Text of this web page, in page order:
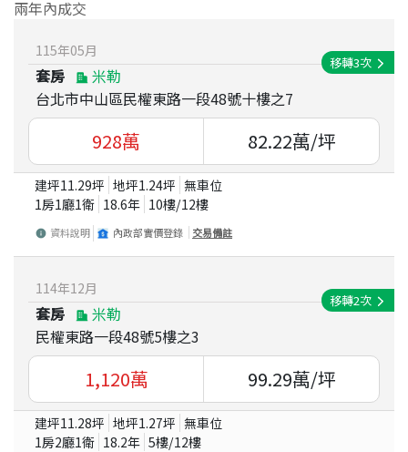
兩年內成交
115年05月
套房
米勒
台北市中山區民權東路一段48號十樓之7
移轉3次
928萬 82.22萬/坪
建坪11.29坪 地坪1.24坪 無車位
1房1廳1衛 18.6年 10樓/12樓
資料說明 內政部實價登錄 交易備註
114年12月
套房
米勒
民權東路一段48號5樓之3
移轉2次
1,120萬 99.29萬/坪
建坪11.28坪 地坪1.27坪 無車位
1房2廳1衛 18.2年 5樓/12樓